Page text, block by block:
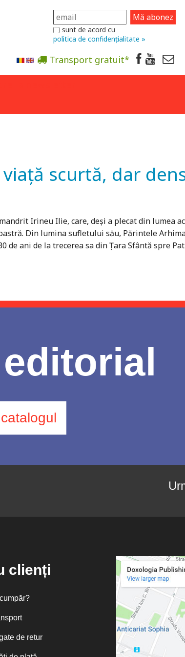
sunt de acord cu
politica de confidențialitate »
Transport gratuit*
scurtă, dar
Irineu Ilie, care, deși a plecat din lumea
Din lumina sufletului său, Părintele
ani de la trecerea sa din Țara Sfântă spre
clienți
de retur